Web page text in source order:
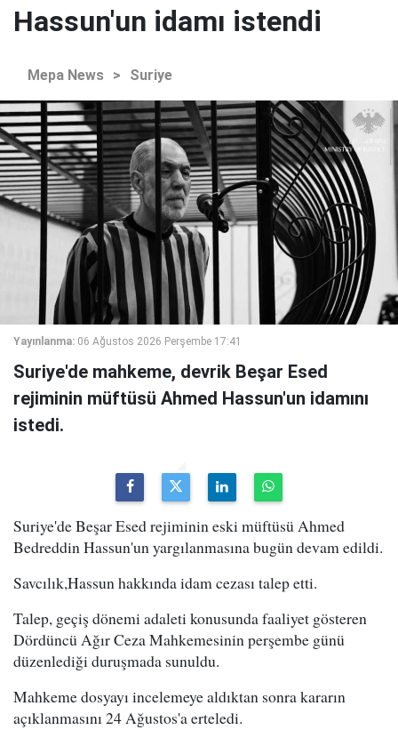
Hassun'un idamı istendi
Mepa News > Suriye
Yayınlanma: 06 Ağustos 2026 Perşembe 17:41
Suriye'de mahkeme, devrik Beşar Esed
rejiminin müftüsü Ahmed Hassun'un idamını
istedi.
Suriye'de Beşar Esed rejiminin eski müftüsü Ahmed
Bedreddin Hassun'un yargılanmasına bugün devam edildi.
Savcılık,Hassun hakkında idam cezası talep etti.
Talep, geçiş dönemi adaleti konusunda faaliyet gösteren
Dördüncü Ağır Ceza Mahkemesinin perşembe günü
düzenlediği duruşmada sunuldu.
Mahkeme dosyayı incelemeye aldıktan sonra kararın
açıklanmasını 24 Ağustos'a erteledi.